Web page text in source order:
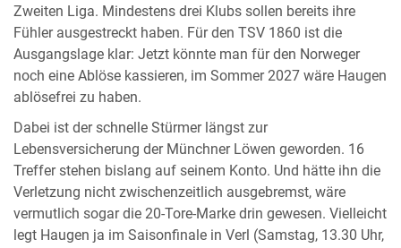
Zweiten Liga. Mindestens drei Klubs sollen bereits ihre
Fühler ausgestreckt haben. Für den TSV 1860 ist die
Ausgangslage klar: Jetzt könnte man für den Norweger
noch eine Ablöse kassieren, im Sommer 2027 wäre Haugen
ablösefrei zu haben.
Dabei ist der schnelle Stürmer längst zur
Lebensversicherung der Münchner Löwen geworden. 16
Treffer stehen bislang auf seinem Konto. Und hätte ihn die
Verletzung nicht zwischenzeitlich ausgebremst, wäre
vermutlich sogar die 20-Tore-Marke drin gewesen. Vielleicht
legt Haugen ja im Saisonfinale in Verl (Samstag, 13.30 Uhr,